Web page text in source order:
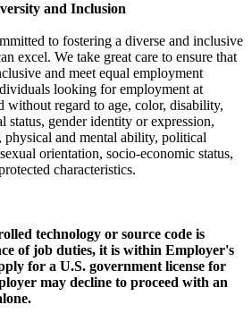
and Inclusion
to fostering a diverse and inclusive
excel. We take great care to ensure that
and meet equal employment
looking for employment at
without regard to age, color, disability,
gender identity or expression,
and mental ability, political
orientation, socio-economic status,
characteristics.
technology or source code is
of job duties, it is within Employer's
for a U.S. government license for
may decline to proceed with an